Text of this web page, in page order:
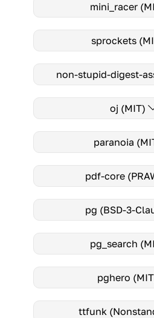
mini_racer
sprockets
non-stupid-digest-
oj (MIT)
paranoia
pdf-core
pg (BSD-3-
pg_search
pghero
ttfunk